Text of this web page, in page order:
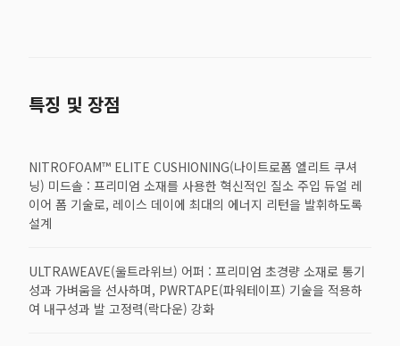
특징 및 장점
NITROFOAM™ ELITE CUSHIONING(나이트로폼 엘리트 쿠셔
닝) 미드솔 : 프리미엄 소재를 사용한 혁신적인 질소 주입 듀얼 레
이어 폼 기술로, 레이스 데이에 최대의 에너지 리턴을 발휘하도록
설계
ULTRAWEAVE(울트라위브) 어퍼 : 프리미엄 초경량 소재로 통기
성과 가벼움을 선사하며, PWRTAPE(파워테이프) 기술을 적용하
여 내구성과 발 고정력(락다운) 강화